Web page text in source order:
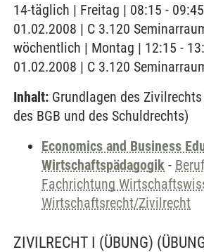
14-täglich | Freitag | 08:15 -
01.02.2008 | C 3.120
wöchentlich | Montag | 12:15 -
01.02.2008 | C 3.120
Inhalt: Grundlagen des
des BGB und des Schuldrechts)
Economics and Business
Wirtschaftspädagogik -
Fachrichtung
Wirtschaftsrecht/Zivilrecht
ZIVILRECHT I (ÜBUNG)